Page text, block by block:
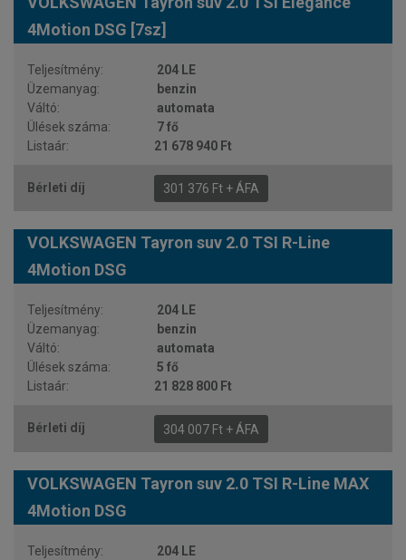
4Motion DSG [7sz]
204 LE
benzin
automata
7 fő
21 678 940 Ft
301 376 Ft + ÁFA
VOLKSWAGEN Tayron suv 2.0 TSI R-Line
4Motion DSG
204 LE
benzin
automata
5 fő
21 828 800 Ft
304 007 Ft + ÁFA
VOLKSWAGEN Tayron suv 2.0 TSI R-Line MAX
4Motion DSG
204 LE